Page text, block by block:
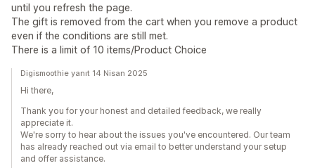
until you refresh the page.
The gift is removed from the cart when you remove a product
even if the conditions are still met.
There is a limit of 10 items/Product Choice
Digismoothie yanıt 14 Nisan 2025
Hi there,
Thank you for your honest and detailed feedback, we really
appreciate it.
We're sorry to hear about the issues you've encountered. Our team
has already reached out via email to better understand your setup
and offer assistance.